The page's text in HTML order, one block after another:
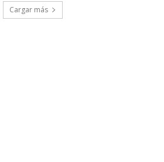
Cargar más